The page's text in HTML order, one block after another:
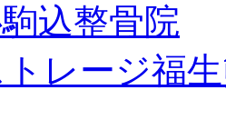
込整骨院
レージ福